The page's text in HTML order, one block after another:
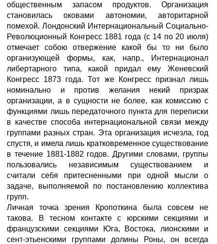
общественным запасом продуктов. Организация
становилась оковами автономии, авторитарной
помехой. Лондонский Интернациональный Социально-
Революционный Конгресс 1881 года (с 14 по 20 июля)
отмечает собою отвержение какой бы то ни было
организующей формы, как, напр., Интернационал
либертарного типа, какой придал ему Женевский
Конгресс 1873 года. Тот же Конгресс признал лишь
номинально и против желания некий призрак
организации, а в сущности не более, как комиссию с
функциями лишь передаточного пункта для переписки
в качестве способа интернациональной связи между
группами разных стран. Эта организация исчезла, год
спустя, и имела лишь кратковременное существование
в течение 1881-1882 годов. Другими словами, группы
пользовались независимым существованием и
считали себя притесненными при одной мысли о
задаче, выполняемой по постановлению коллектива
групп.
Личная точка зрения Кропоткина была совсем не
такова. В тесном контакте с юрскими секциями и
французскими секциями Юга, Востока, лионскими и
сент-этьенскими группами долины Роны, он всегда